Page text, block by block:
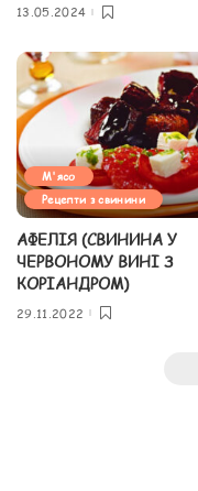
13.05.2024
М'ясо
Рецепти з свинини
АФЕЛІЯ (СВИНИНА У
ЧЕРВОНОМУ ВИНІ З
КОРІАНДРОМ)
29.11.2022